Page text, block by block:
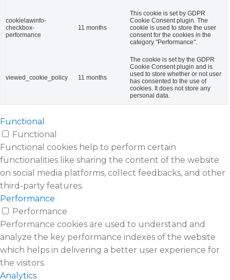
cookielawinfo-
checkbox-
performance
11 months
This cookie is set by GDPR
Cookie Consent plugin. The
cookie is used to store the user
consent for the cookies in the
category "Performance".
viewed_cookie_policy 11 months
The cookie is set by the GDPR
Cookie Consent plugin and is
used to store whether or not user
has consented to the use of
cookies. It does not store any
personal data.
Functional
Functional
Functional cookies help to perform certain
functionalities like sharing the content of the website
on social media platforms, collect feedbacks, and other
third-party features.
Performance
Performance
Performance cookies are used to understand and
analyze the key performance indexes of the website
which helps in delivering a better user experience for
the visitors.
Analytics